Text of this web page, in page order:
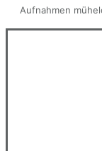
Aufnahmen